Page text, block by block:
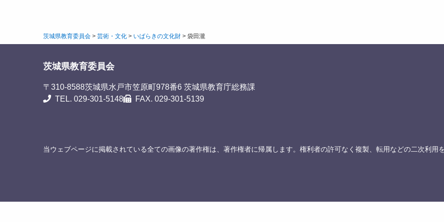
茨城県教育委員会 > 芸術・文化 > いばらきの文化財 > 袋田瀧
茨城県教育委員会
〒310-8588茨城県水戸市笠原町978番6 茨城県教育庁総務課
TEL. 029-301-5148
FAX. 029-301-5139
当ウェブページに掲載されている全ての画像の著作権は、著作権者に帰属します。権利者の許可なく複製、転用などの二次利用